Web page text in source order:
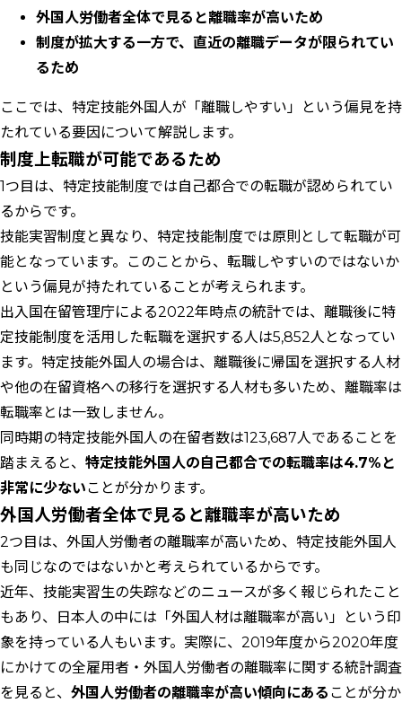
外国人労働者全体で見ると離職率が高いため
制度が拡大する一方で、直近の離職データが限られてい
るため
ここでは、特定技能外国人が「離職しやすい」という偏見を持
たれている要因について解説します。
制度上転職が可能であるため
1つ目は、特定技能制度では自己都合での転職が認められてい
るからです。
技能実習制度と異なり、特定技能制度では原則として転職が可
能となっています。このことから、転職しやすいのではないか
という偏見が持たれていることが考えられます。
出入国在留管理庁による2022年時点の統計では、離職後に特
定技能制度を活用した転職を選択する人は5,852人となってい
ます。特定技能外国人の場合は、離職後に帰国を選択する人材
や他の在留資格への移行を選択する人材も多いため、離職率は
転職率とは一致しません。
同時期の特定技能外国人の在留者数は123,687人であることを
踏まえると、 特定技能外国人の自己都合での転職率は4.7%と
非常に少ないことが分かります。
外国人労働者全体で見ると離職率が高いため
2つ目は、外国人労働者の離職率が高いため、特定技能外国人
も同じなのではないかと考えられているからです。
近年、技能実習生の失踪などのニュースが多く報じられたこと
もあり、日本人の中には「外国人材は離職率が高い」という印
象を持っている人もいます。実際に、2019年度から2020年度
にかけての全雇用者・外国人労働者の離職率に関する統計調査
を見ると、 外国人労働者の離職率が高い傾向にある ことが分か